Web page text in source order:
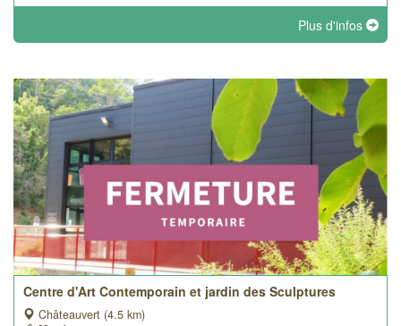
Plus d'infos
Centre d'Art Contemporain et jardin des Sculptures
Châteauvert (4.5 km)